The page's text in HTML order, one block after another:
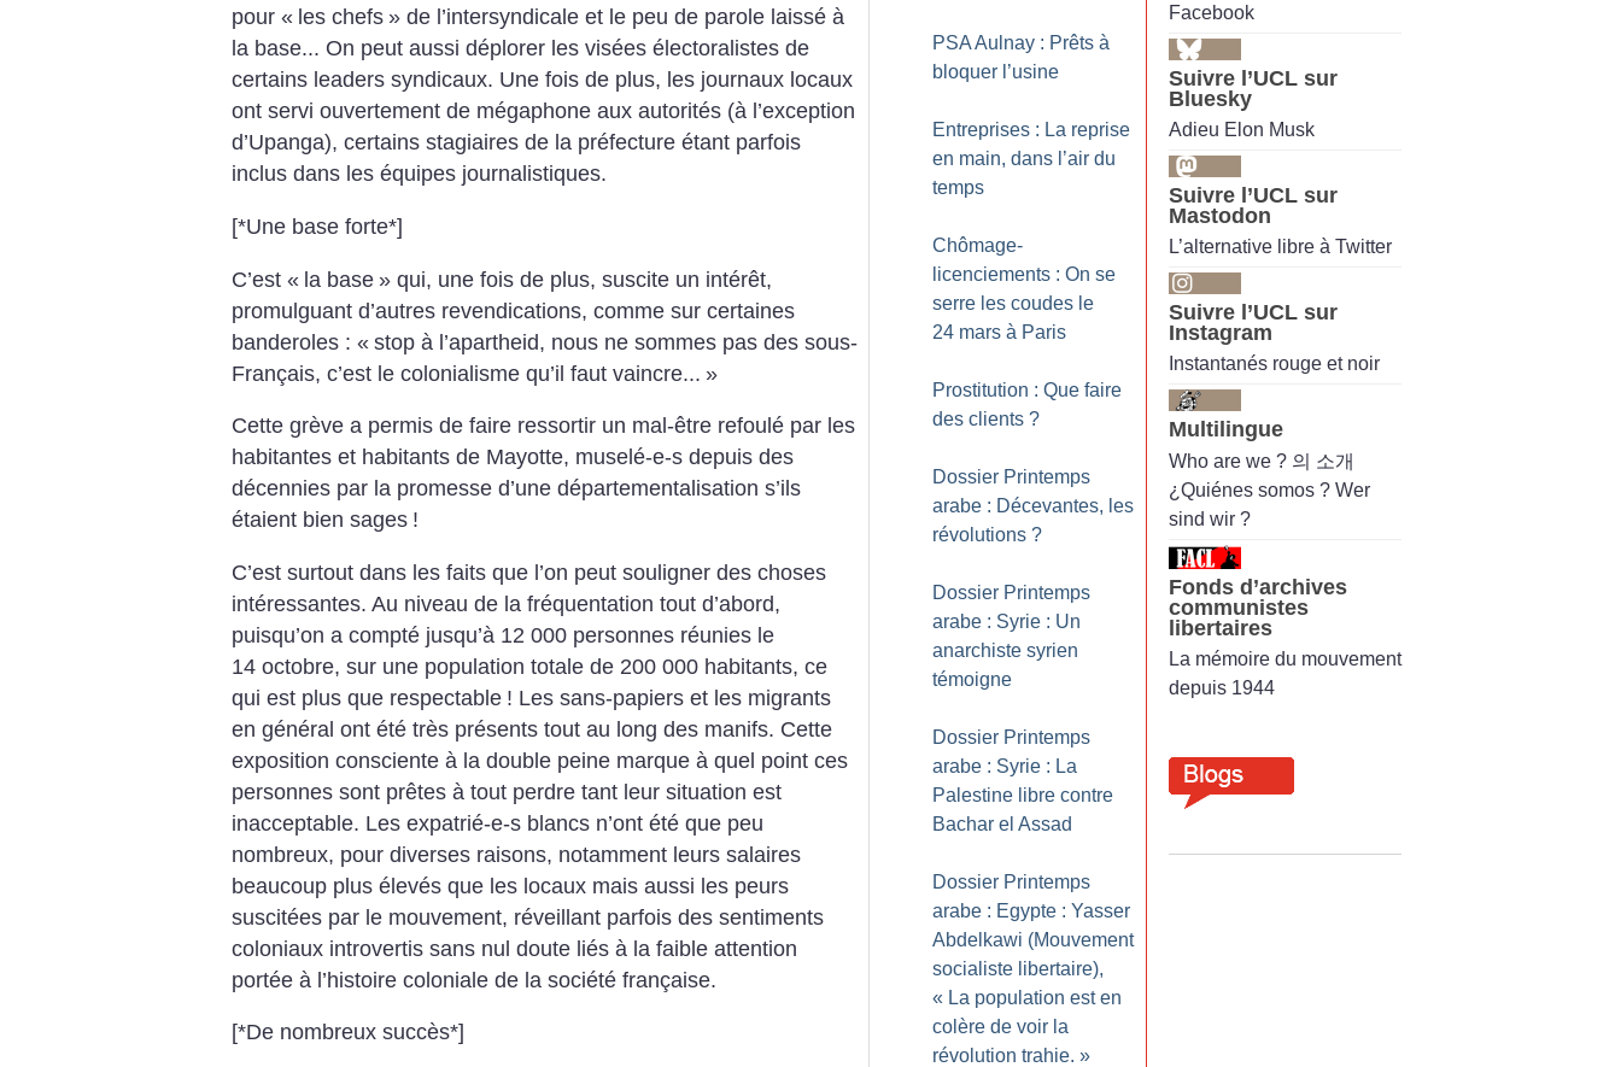
pour « les chefs » de l’intersyndicale et le peu de parole laissé à
la base... On peut aussi déplorer les visées électoralistes de
certains leaders syndicaux. Une fois de plus, les journaux locaux
ont servi ouvertement de mégaphone aux autorités (à l’exception
d’Upanga), certains stagiaires de la préfecture étant parfois
inclus dans les équipes journalistiques.
[*Une base forte*]
C’est « la base » qui, une fois de plus, suscite un intérêt,
promulguant d’autres revendications, comme sur certaines
banderoles : « stop à l’apartheid, nous ne sommes pas des sous-
Français, c’est le colonialisme qu’il faut vaincre... »
Cette grève a permis de faire ressortir un mal-être refoulé par les
habitantes et habitants de Mayotte, muselé-e-s depuis des
décennies par la promesse d’une départementalisation s’ils
étaient bien sages !
C’est surtout dans les faits que l’on peut souligner des choses
intéressantes. Au niveau de la fréquentation tout d’abord,
puisqu’on a compté jusqu’à 12 000 personnes réunies le
14 octobre, sur une population totale de 200 000 habitants, ce
qui est plus que respectable ! Les sans-papiers et les migrants
en général ont été très présents tout au long des manifs. Cette
exposition consciente à la double peine marque à quel point ces
personnes sont prêtes à tout perdre tant leur situation est
inacceptable. Les expatrié-e-s blancs n’ont été que peu
nombreux, pour diverses raisons, notamment leurs salaires
beaucoup plus élevés que les locaux mais aussi les peurs
suscitées par le mouvement, réveillant parfois des sentiments
coloniaux introvertis sans nul doute liés à la faible attention
portée à l’histoire coloniale de la société française.
[*De nombreux succès*]
PSA Aulnay : Prêts à
bloquer l’usine
Entreprises : La reprise
en main, dans l’air du
temps
Chômage-
licenciements : On se
serre les coudes le
24 mars à Paris
Prostitution : Que faire
des clients ?
Dossier Printemps
arabe : Décevantes, les
révolutions ?
Dossier Printemps
arabe : Syrie : Un
anarchiste syrien
témoigne
Dossier Printemps
arabe : Syrie : La
Palestine libre contre
Bachar el Assad
Dossier Printemps
arabe : Egypte : Yasser
Abdelkawi (Mouvement
socialiste libertaire),
« La population est en
colère de voir la
révolution trahie. »
Facebook
Suivre l’UCL sur
Bluesky
Adieu Elon Musk
Suivre l’UCL sur
Mastodon
L’alternative libre à Twitter
Suivre l’UCL sur
Instagram
Instantanés rouge et noir
Multilingue
Who are we ? 의 소개
¿Quiénes somos ? Wer
sind wir ?
Fonds d’archives
communistes
libertaires
La mémoire du mouvement
depuis 1944